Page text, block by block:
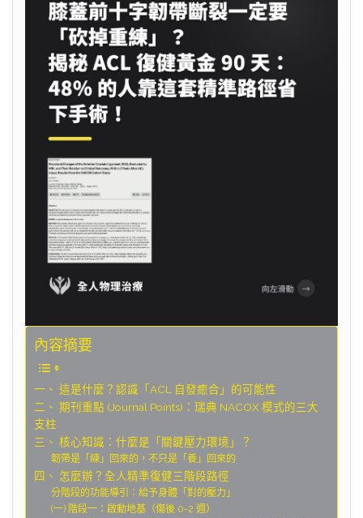
內容摘要
一、 這是什麼？認識「ACL 自發癒合」的可能性
二、 期刊重點 (Journal Points)：瑞典 NACOX 模式的三大
支柱
三、 核心知識：什麼是「關鍵壓力環境」？
韌帶是「練」回來的，不只是「養」回來的
四、 怎麼辦？全人精準復健三階段路徑
分階段的功能導引：給予身體「對的壓力」
(一) 階段一：啟動地基（傷後 0-2 週）